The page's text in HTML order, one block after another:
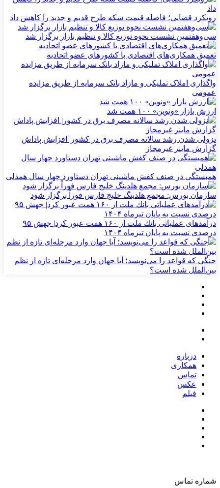
رویکرد قضایی؛ فاصله قیمت سکه طرح قدیم و جدید را کاهش داد
سی‌و‌هفتمین نشست نحوه توزیع کالا و تنظیم بازار برگزار شد
تعمیق همکاری‌های اقتصادی با کشورهای عضو اتحادیه
واگذاری املاک تملیکی و مازاد بانک سرمایه از طریق مزایده
عمومی
ارزش بازار «ونوین» ۱۰۰ همت شد
نزولی شدن رشد سالانه مصرف برق در کشور| افزایش پاداش
گزارش ماینر غیرمجاز
همبستگی در صنف کفش ماشینی تهران دستاورد چهار سال همدلی
سازمان بورس: مجمع هلدینگ خلیج فارس فوراً برگزار شود
درآمدهای عملیاتی بانك ملت از ۱۶۰ همت عبور كرد| جهش ۹۵
درصدی نسبت به پایان تیرماه ۱۴۰۴
جنگی که قواعد را می‌نویسد؛ آیا جهان وارد مرحله‌ای تازه از نظم
بین‌الملل شده است؟
درباره
همکاری
تماس
عکس
فیلم
شماره تماس